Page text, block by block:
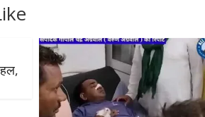
उपाध्यक्ष सोनू बाल्मीकि का किया
स्वागत
August 6, 2021 Editor All Rights 0